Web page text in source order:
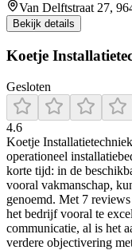
Van Delftstraat 27,
Bekijk details
Koetje
Gesloten
4.6
Koetje
operationeel
korte tijd: in de
vooral vakmanschap,
genoemd. Met 7
het bedrijf vooral te
communicatie, al is het
verdere objectivering